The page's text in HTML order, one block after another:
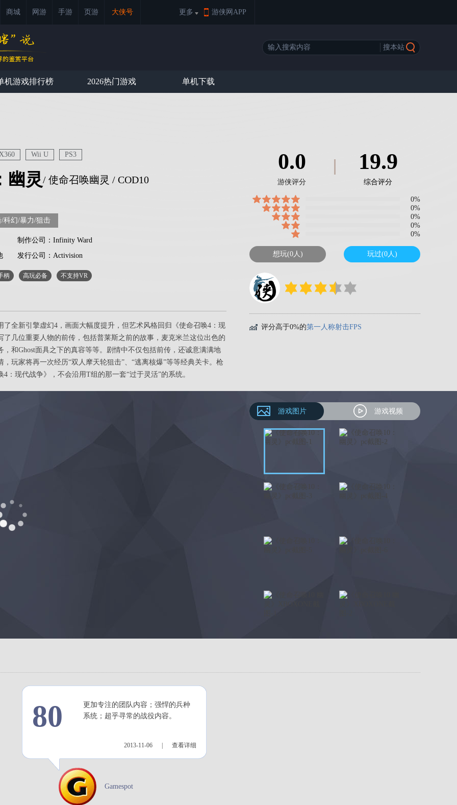
商城 网游 手游 页游 大侠号 更多 游侠网APP
机游戏排行榜 2026热门游戏 单机下载
Wii U PS3
幽灵/ 使命召唤幽灵 / COD10
/科幻/暴力/狙击
制作公司：Infinity Ward
发行公司：Activision
柄 高玩必备 不支持VR
新引擎虚幻4，画面大幅度提升，但艺术风格回归《使命召唤4：现
了几位重要人物的前传，包括普莱斯之前的故事，麦克米兰这位出色的
和Ghost面具之下的真容等等。剧情中不仅包括前传，还诚意满满地
玩家将再一次经历“双人摩天轮狙击”、“逃离核爆”等等经典关卡。枪
：现代战争》，不会沿用T组的那一套“过于灵活”的系统。
0.0
游侠评分
19.9
综合评分
0%
0%
0%
0%
0%
想玩(0人) 玩过(0人)
评分高于0%的第一人称射击FPS
游戏图片 游戏视频
80
更加专注的团队内容；强悍的兵种
系统；超乎寻常的战役内容。
2013-11-06 | 查看详细
Gamespot